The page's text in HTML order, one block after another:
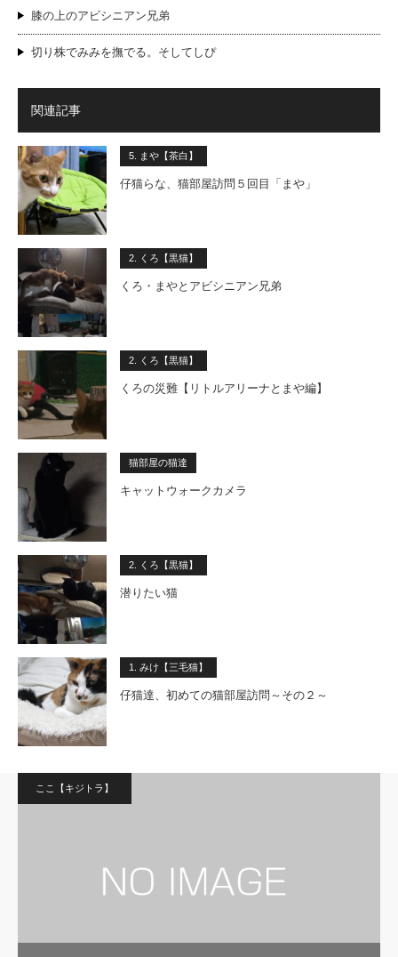
膝の上のアビシニアン兄弟
切り株でみみを撫でる。そしてしぴ
関連記事
5. まや【茶白】
仔猫らな、猫部屋訪問５回目「まや」
2. くろ【黒猫】
くろ・まやとアビシニアン兄弟
2. くろ【黒猫】
くろの災難【リトルアリーナとまや編】
猫部屋の猫達
キャットウォークカメラ
2. くろ【黒猫】
潜りたい猫
1. みけ【三毛猫】
仔猫達、初めての猫部屋訪問～その２～
ここ【キジトラ】